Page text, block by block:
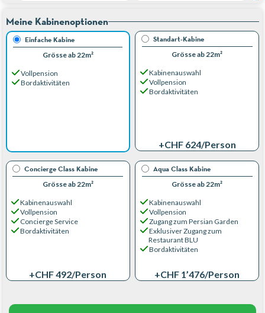
Meine Kabinenoptionen
Einfache Kabine
Grösse ab 22m²
Vollpension
Bordaktivitäten
Standart-Kabine
Grösse ab 22m²
Kabinenauswahl
Vollpension
Bordaktivitäten
+CHF 624/Person
Concierge Class Kabine
Grösse ab 22m²
Kabinenauswahl
Vollpension
Concierge Service
Bordaktivitäten
+CHF 492/Person
Aqua Class Kabine
Grösse ab 22m²
Kabinenauswahl
Vollpension
Zugang zum Persian Garden
Exklusiver Zugang zum
Restaurant BLU
Bordaktivitäten
+CHF 1’476/Person